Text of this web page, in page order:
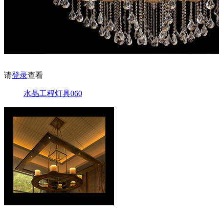
请登录查看
水晶工程灯具060